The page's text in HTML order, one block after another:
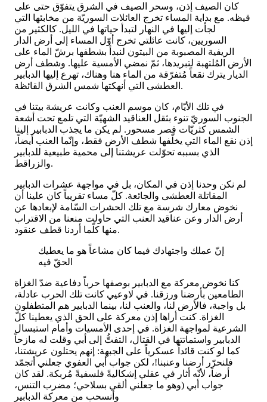
كان الصيف إذن، وسحر الصيف في الشرق يتفوّق حتى على
قيظه. مع بداية المساء تخرج العائلات السوريّة من مخابئها التي
لجأت إليها في النهار لتبدأ حياتها في الليل. كالكثير من
السوريين، كانت عائلتي تخرج أوّل المساء إلى أرض الدار
الريفية المصبوبة من البيتون لنبدأ بشطفها برشّ الماء على
الأرض المُلتهبة لتبريدها، ثمّ نمضي الأمسية عليها. وشطف أرض
الديار يترك نقعاً مُتفرّقة من الماء هنا وهناك، تهرع إليها الدبابير
العطشى التي أنهكتها شمس الشرق القائظة.
في تلك الأيّام، كان موسم العنب وكانت عريشة بيتنا في
الجنوب السوريّ تنوء بثقل العناقيد الشهيّة التي تلمع تحت أشعة
الشمس كثريّات قصر مسحور. لم يكن ما يجذب الدبابير إلينا
إذن نقع الماء التي يخلّفها شطف الأرض فقط، وإنّما العنب أيضاً،
الذي بسببه تحوّلت عريشتنا إلى محمية طبيعية للدبابير
والزراقط.
لم نكن وحدنا إذن في المكان، بل في مواجهة عشرات الدبابير
المقاتلة العطشى والجائعة. كلّ مساء تقريباً كان علينا أن
نخوض معارك شرسة مع تلك الحشرات السّامة لإبعادها عن
أرض الدار وعن عناقيد العنب التي حاولت منعنا من الاقتراب
منها كلّما أردنا قطف عنقود.
إنّ عملك واجتهادك فيما كان مشاعاً هو ما يعطيك
الحقّ فيه
كنا نخوض معركة مع الدبابير بوصفها حرباً دفاعية ضدّ الغزاة
الطامعين بأرضنا ورزقنا. في لاوعيي كانت تلك الحرب عادلة،
بل واجبة، فالأرض لنا، والعنب لنا، بينما الدبابير هم المتطفلون
الغزاة. كنت أراها إذن معركة على الحق الذي يعطينا كلّ
الشرعية لمواجهة الغزاة. في إحدى الأمسيات وأمام استبسال
الدبابير واستماتتها في القتال، التفتُّ إلى أبي وقلت له مازحاً
كما لو كنت قائداً عسكرياً على الجبهة: إنهم يحتلون عريشتنا،
فلنحرّر أرضنا وعنبنا!، لكن جواب أبي العفوي جعلني أتجمّد
أرضاً، لأنّه أثار في عقلي إشكاليةً فلسفيةً مُربكة. لقد كان
جواب أبي (وهو ما جعلني ألقي بسلاحي؛ مضرب التنس،
وأنسحب من معركة الدبابير